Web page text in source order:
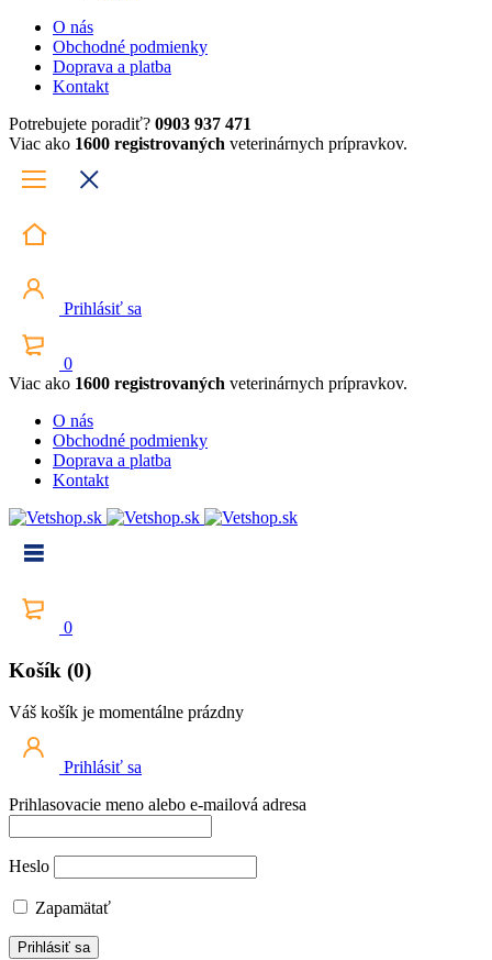
O nás
Obchodné podmienky
Doprava a platba
Kontakt
Potrebujete poradiť? 0903 937 471
Viac ako 1600 registrovaných veterinárnych prípravkov.
Prihlásiť sa
0
Viac ako 1600 registrovaných veterinárnych prípravkov.
O nás
Obchodné podmienky
Doprava a platba
Kontakt
0
Košík (0)
Váš košík je momentálne prázdny
Prihlásiť sa
Prihlasovacie meno alebo e-mailová adresa
Heslo
Zapamätať